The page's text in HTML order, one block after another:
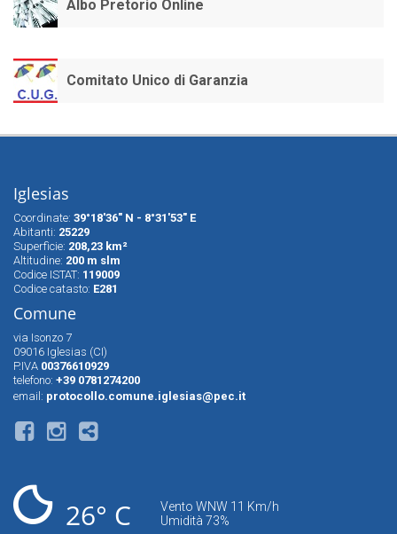
Albo Pretorio Online
Comitato Unico di Garanzia
Iglesias
Coordinate: 39°18'36" N - 8°31'53" E
Abitanti: 25229
Superfìcie: 208,23 km²
Altitudine: 200 m slm
Codice ISTAT: 119009
Codice catasto: E281
Comune
via Isonzo 7
09016 Iglesias (CI)
P.IVA 00376610929
telefono: +39 0781274200
email: protocollo.comune.iglesias@pec.it
26° C
Vento WNW 11 Km/h
Umidità 73%